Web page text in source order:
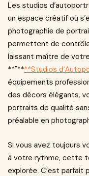
Les studios
un espace créatif où
photographie de
permettent de
laissant maître de
**"****Studios
équipements
des décors élégants,
portraits de qualité
préalable en
Si vous avez toujours
à votre rythme, cette
explorée. C’est parfait